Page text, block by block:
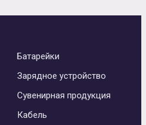
Батарейки
Зарядное устройство
Сувенирная продукция
Кабель